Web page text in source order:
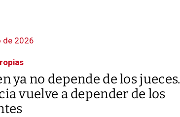
de 2026
ya no depende de los jueces.
vuelve a depender de los